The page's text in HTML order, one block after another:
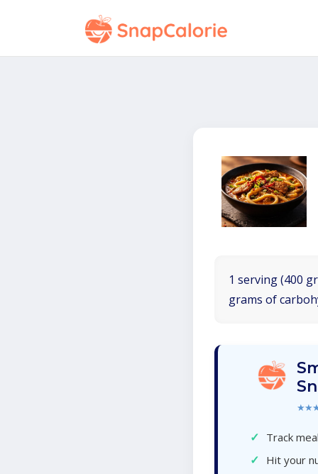
1 serving (400
grams of
✓ Track
✓ Hit your